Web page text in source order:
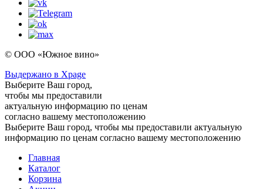
© ООО «Южное вино»
Выдержано в Xpage
Выберите Ваш город,
чтобы мы предоставили
актуальную информацию по ценам
согласно вашему местоположению
Выберите Ваш город, чтобы мы предоставили актуальную
информацию по ценам согласно вашему местоположению
Главная
Каталог
Корзина